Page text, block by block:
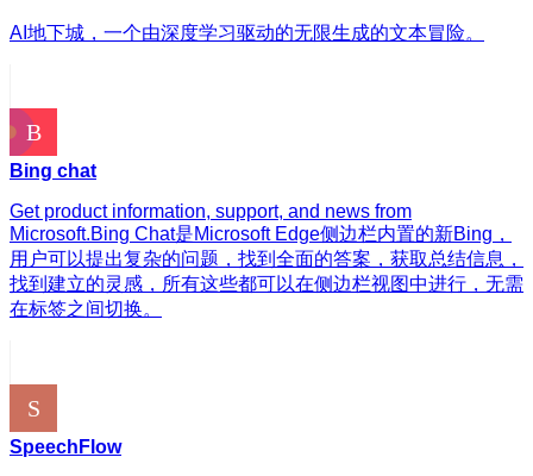
AI地下城，一个由深度学习驱动的无限生成的文本冒险。
Bing chat
Get product information, support, and news from
Microsoft.Bing Chat是Microsoft Edge侧边栏内置的新Bing，
用户可以提出复杂的问题，找到全面的答案，获取总结信息，
找到建立的灵感，所有这些都可以在侧边栏视图中进行，无需
在标签之间切换。
SpeechFlow